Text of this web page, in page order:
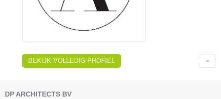
BEKIJK VOLLEDIG PROFIEL
DP ARCHITECTS BV